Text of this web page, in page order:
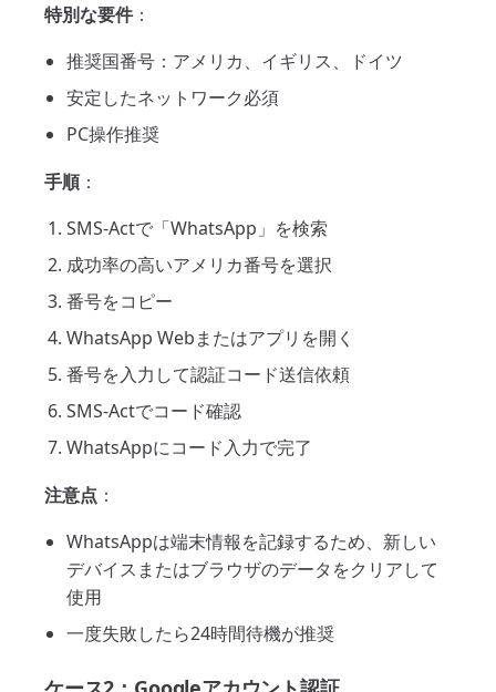
特別な要件：
推奨国番号：アメリカ、イギリス、ドイツ
安定したネットワーク必須
PC操作推奨
手順：
SMS-Actで「WhatsApp」を検索
成功率の高いアメリカ番号を選択
番号をコピー
WhatsApp Webまたはアプリを開く
番号を入力して認証コード送信依頼
SMS-Actでコード確認
WhatsAppにコード入力で完了
注意点 ：
WhatsAppは端末情報を記録するため、新しい
デバイスまたはブラウザのデータをクリアして
使用
一度失敗したら24時間待機が推奨